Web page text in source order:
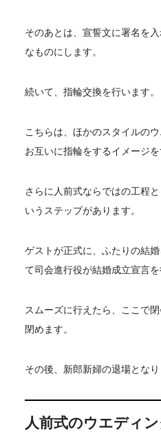
そのあとは、宣誓文に署名を
なものにします。
続いて、指輪交換を行います。
こちらは、ほかのスタイルの
お互いに指輪をするイメージを
さらに人前式ならではの工程
いうステップがあります。
ゲストが正式に、ふたりの結
て司会進行役が結婚成立宣言を
スムーズに行えたら、ここで
閉めます。
その後、新郎新婦の退場となり
人前式のウエディ